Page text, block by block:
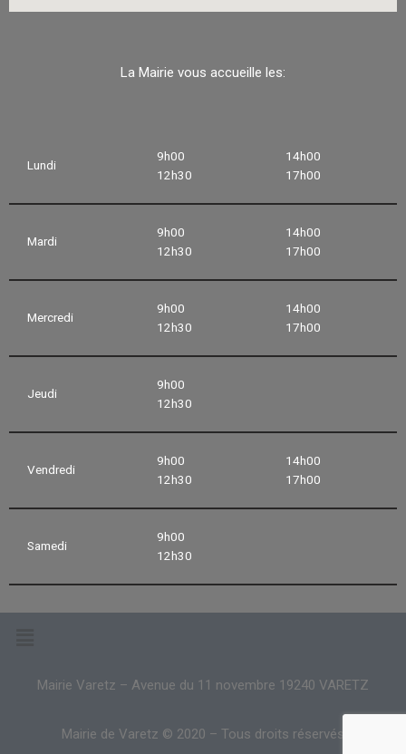
La Mairie vous accueille les:
Lundi
9h00
12h30
14h00
17h00
Mardi
9h00
12h30
14h00
17h00
Mercredi
9h00
12h30
14h00
17h00
Jeudi
9h00
12h30
Vendredi
9h00
12h30
14h00
17h00
Samedi
9h00
12h30
Mairie Varetz – Avenue du 11 novembre 19240 VARETZ
Mairie de Varetz © 2020 – Tous droits réservés